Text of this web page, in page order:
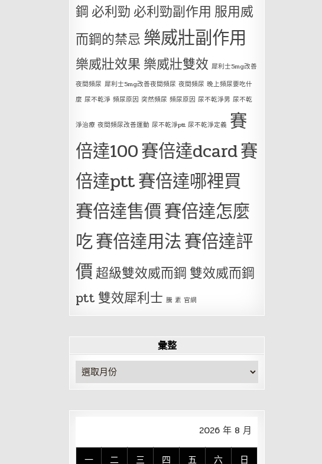
鋼 必利勁 必利勁副作用 服用威
而鋼的禁忌 樂威壯副作用
樂威壯效果 樂威壯雙效 犀利士5mg改善
夜間頻尿 犀利士5mg改善夜間頻尿 夜間頻尿 晚上頻尿要吃什
麼 尿不乾淨 頻尿原因 突然頻尿 頻尿原因 尿不乾淨男 尿不乾
淨治療 夜間頻尿改善運動 尿不乾淨ptt 尿不乾淨定義 賽
倍達100賽倍達dcard賽
倍達ptt賽倍達哪裡買
賽倍達售價賽倍達怎麼
吃賽倍達用法賽倍達評
價超級雙效威而鋼 雙效威而鋼
ptt 雙效犀利士 騰 素 官網
彙整
彙
整
2026 年 8 月
一 二 三 四 五 六 日